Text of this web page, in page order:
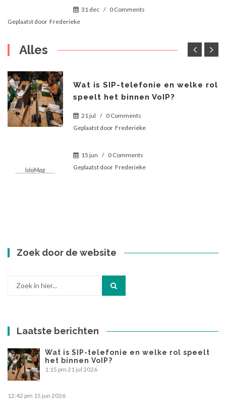
31 dec / 0 Comments
Geplaatst door Frederieke
Alles
Wat is SIP-telefonie en welke rol
speelt het binnen VoIP?
21 jul / 0 Comments
Geplaatst door Frederieke
15 jun / 0 Comments
Geplaatst door Frederieke
Zoek door de website
Laatste berichten
Wat is SIP-telefonie en welke rol speelt
het binnen VoIP?
1:15 pm 21 jul 2026
12:42 pm 15 jun 2026